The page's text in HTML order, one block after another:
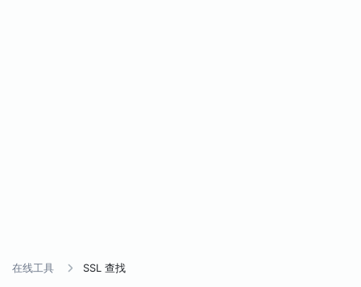
在线工具 SSL 查找